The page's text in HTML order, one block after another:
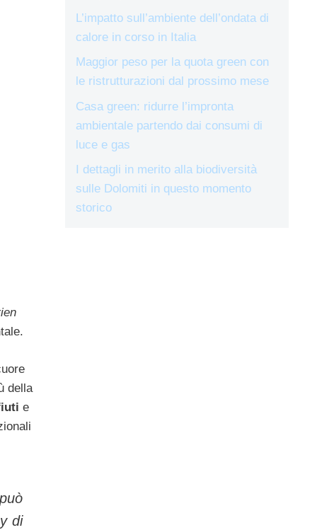
della
e
di
L’impatto sull’ambiente dell’ondata di
calore in corso in Italia
Maggior peso per la quota green con
le ristrutturazioni dal prossimo mese
Casa green: ridurre l’impronta
ambientale partendo dai consumi di
luce e gas
I dettagli in merito alla biodiversità
sulle Dolomiti in questo momento
storico